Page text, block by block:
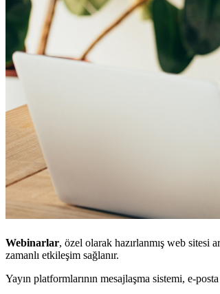
Webinarlar, özel olarak hazırlanmış web sitesi
zamanlı etkileşim sağlanır.
Yayın platformlarının mesajlaşma sistemi, e-